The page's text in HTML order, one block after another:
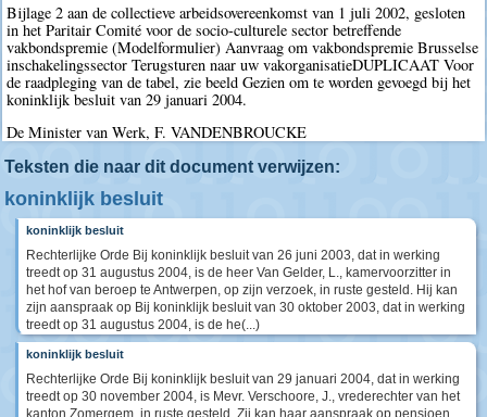
Bijlage 2 aan de collectieve arbeidsovereenkomst van 1 juli 2002, gesloten
in het Paritair Comité voor de socio-culturele sector betreffende
vakbondspremie (Modelformulier) Aanvraag om vakbondspremie Brusselse
inschakelingssector Terugsturen naar uw vakorganisatieDUPLICAAT Voor
de raadpleging van de tabel, zie beeld Gezien om te worden gevoegd bij het
koninklijk besluit van 29 januari 2004.
De Minister van Werk, F. VANDENBROUCKE
Teksten die naar dit document verwijzen:
koninklijk besluit
koninklijk besluit
Rechterlijke Orde Bij koninklijk besluit van 26 juni 2003, dat in werking
treedt op 31 augustus 2004, is de heer Van Gelder, L., kamervoorzitter in
het hof van beroep te Antwerpen, op zijn verzoek, in ruste gesteld. Hij kan
zijn aanspraak op Bij koninklijk besluit van 30 oktober 2003, dat in werking
treedt op 31 augustus 2004, is de he(...)
koninklijk besluit
Rechterlijke Orde Bij koninklijk besluit van 29 januari 2004, dat in werking
treedt op 30 november 2004, is Mevr. Verschoore, J., vrederechter van het
kanton Zomergem, in ruste gesteld. Zij kan haar aanspraak op pensioen